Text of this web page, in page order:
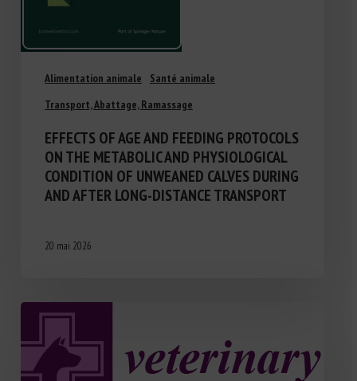
Alimentation animale
Santé animale
Transport, Abattage, Ramassage
EFFECTS OF AGE AND FEEDING PROTOCOLS
ON THE METABOLIC AND PHYSIOLOGICAL
CONDITION OF UNWEANED CALVES DURING
AND AFTER LONG-DISTANCE TRANSPORT
20 mai 2026